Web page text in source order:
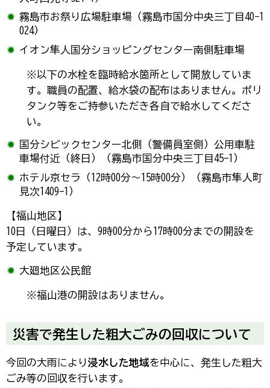
霧島市お祭り広場駐車場（霧島市国分中央三丁目40−1
024）
イオン隼人国分ショッピングセンター南側駐車場
※以下の水栓を臨時給水箇所として開放していま
す。職員の配置、給水袋の配布はありません。ポリ
タンク等をご持参いただき各自で給水してくださ
い。
国分シビックセンター北側（警備員室側）公用車駐
車場付近（終日）（霧島市国分中央三丁目45-1）
ホテル京セラ（12時00分～15時00分）（霧島市隼人町
見次1409-1）
【福山地区】
10日（日曜日）は、9時00分から17時00分までの開設を
予定しています。
大廻地区公民館
※福山港の開設はありません。
災害で発生した粗大ごみの回収について
今回の大雨により浸水した地域を中心に、発生した粗大
ごみ等の回収を行います。